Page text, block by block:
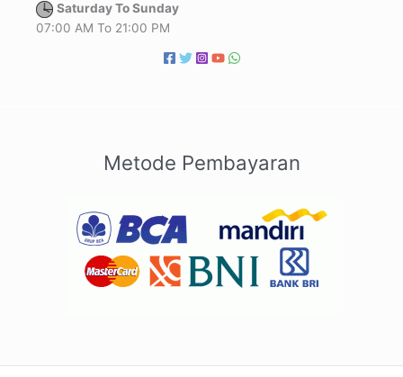
Saturday To Sunday
07:00 AM To 21:00 PM
Metode Pembayaran